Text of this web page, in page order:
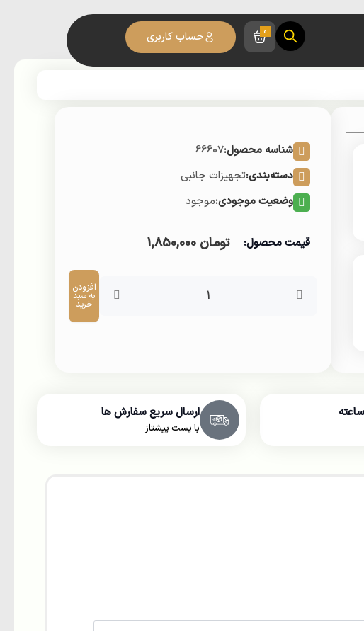
حساب کاربری 0
شناسه محصول:66607
دسته‌بندی:تجهیزات جانبی
وضعیت موجودی:موجود
قیمت محصول: تومان
افزودن
به سبد
خرید
ارسال سریع سفارش ها
با پست پیشتاز